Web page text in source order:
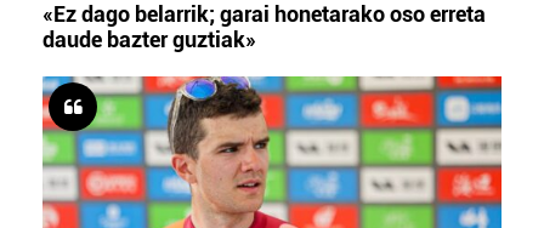
«Ez dago belarrik; garai honetarako oso erreta
daude bazter guztiak»